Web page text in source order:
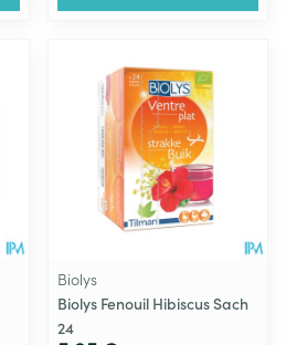
Biolys
Biolys Fenouil Hibiscus Sach
24